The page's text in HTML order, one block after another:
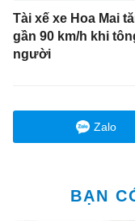
Tài xế xe Hoa Mai
gần 90 km/h khi
người
Zalo
BẠN